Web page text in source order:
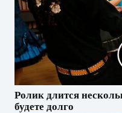
Ролик длится
будете долго